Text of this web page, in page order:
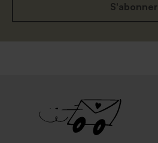
S'abonner